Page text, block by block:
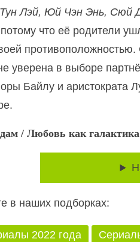
Лэй, Юй Чэн Энь, Сюй
что её родители
уверена в выборе
Байлу и аристократа
/ Любовь как
в наших подборках:
2022 года